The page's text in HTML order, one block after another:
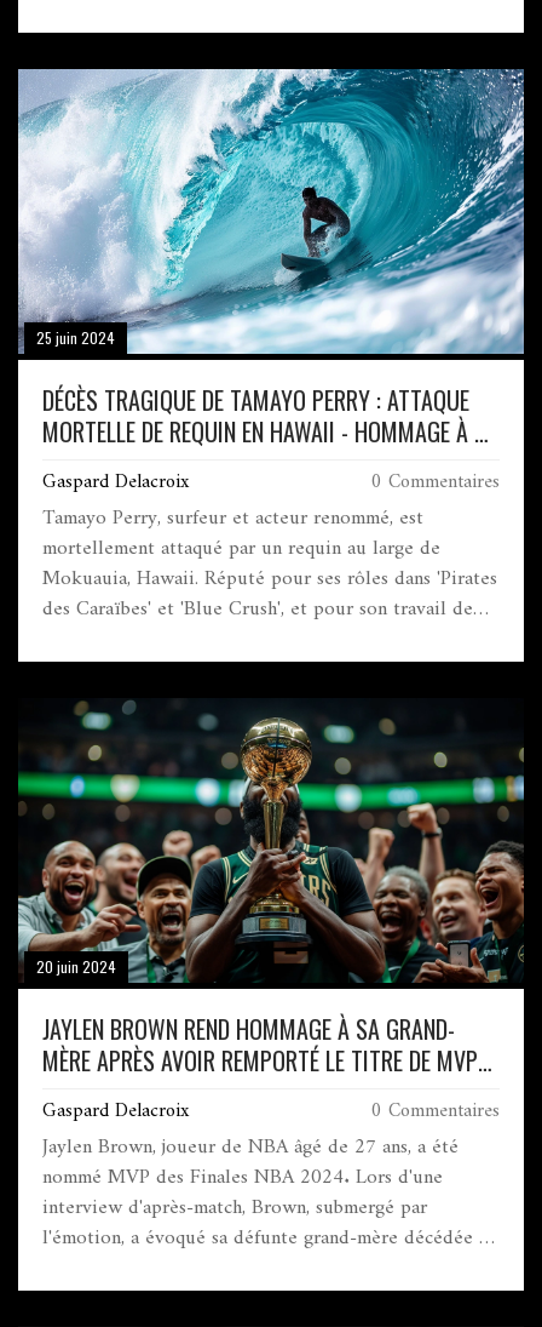
partage ses réflexions sur cette révolution et son
impact potentiel sur l'industrie de l'écriture. Cet
article explore comment Jasper AI façonne notre
manière d'interagir avec le contenu. Découvrez les
innovations technologiques qui repoussent les
frontières de la créativité humaine.
25 juin 2024
DÉCÈS TRAGIQUE DE TAMAYO PERRY : ATTAQUE
MORTELLE DE REQUIN EN HAWAII - HOMMAGE À UN
Gaspard Delacroix 0 Commentaires
Tamayo Perry, surfeur et acteur renommé, est
mortellement attaqué par un requin au large de
Mokuauia, Hawaii. Réputé pour ses rôles dans 'Pirates
des Caraïbes' et 'Blue Crush', et pour son travail de
immense pour les communautés du surf et du cinéma.
20 juin 2024
JAYLEN BROWN REND HOMMAGE À SA GRAND-
MÈRE APRÈS AVOIR REMPORTÉ LE TITRE DE MVP
Gaspard Delacroix 0 Commentaires
Jaylen Brown, joueur de NBA âgé de 27 ans, a été
nommé MVP des Finales NBA 2024. Lors d'une
interview d'après-match, Brown, submergé par
l'émotion, a évoqué sa défunte grand-mère décédée en
hommage à son importance dans sa vie. Ses paroles